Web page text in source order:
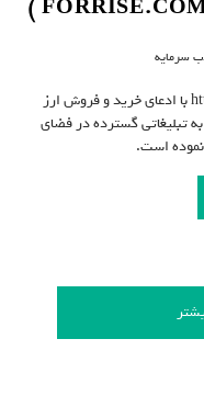
سرمایه
سایت فوررایز به آدرس https://forrise.com با ادعای خرید و فروش ارز
تبلیغاتی گسترده در فضای
است.